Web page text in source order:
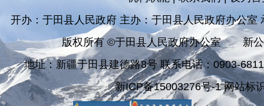
开办：于田县人民政府 主办：于田县人民政府办公室
版权所有 ©于田县人民政府办公室
新
地址：新疆于田县建德路8号 联系电话：0903-
新ICP备15003276号-1 网站标